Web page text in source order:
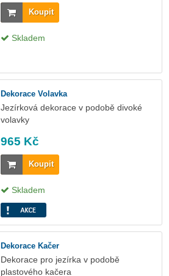
Koupit
Skladem
Dekorace Volavka
Jezírková dekorace v podobě divoké
volavky
965 Kč
Koupit
Skladem
Dekorace Kačer
Dekorace pro jezírka v podobě
plastového kačera